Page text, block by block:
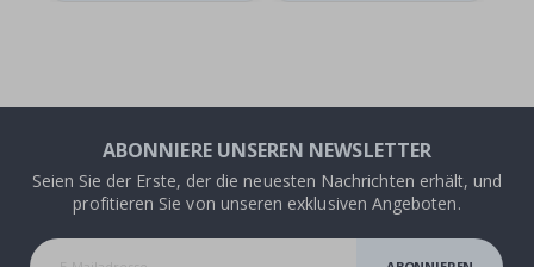
ABONNIERE UNSEREN NEWSLETTER
Seien Sie der Erste, der die neuesten Nachrichten erhält, und
profitieren Sie von unseren exklusiven Angeboten.